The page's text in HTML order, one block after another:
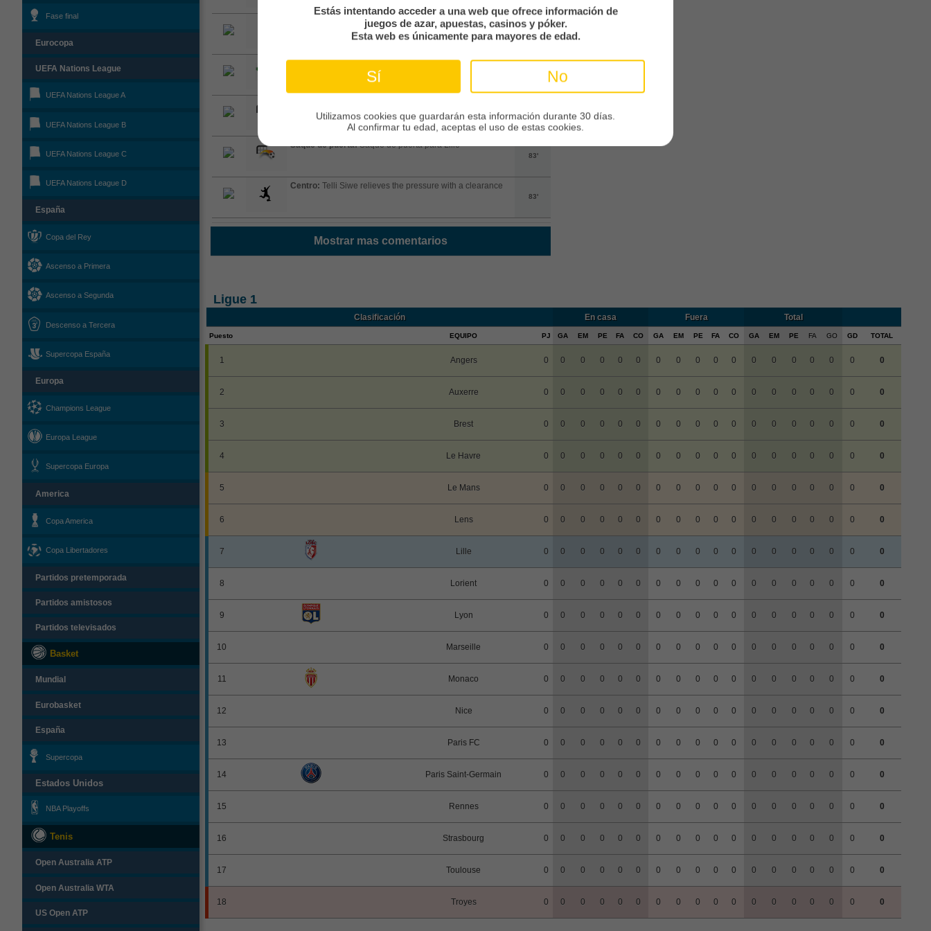
Fase final
Eurocopa
UEFA Nations League
UEFA Nations League A
UEFA Nations League B
UEFA Nations League C
UEFA Nations League D
España
Copa del Rey
Ascenso a Primera
Ascenso a Segunda
Descenso a Tercera
Supercopa España
Europa
Champions League
Europa League
Supercopa Europa
America
Copa America
Copa Libertadores
Partidos pretemporada
Partidos amistosos
Partidos televisados
Basket
Mundial
Eurobasket
España
Supercopa
Estados Unidos
NBA Playoffs
Tenis
Open Australia ATP
Open Australia WTA
US Open ATP
Lamine Sy relieves the pressure with a clearance
84'
Saque de banda:Lille saca de banda desde su campo
84'
Saque de puerta:Saque de puerta para Lille
83'
Centro: Telli Siwe relieves the pressure with a clearance
83'
Mostrar mas comentarios
Ligue 1
Clasificación En casa Fuera Total
Puesto EQUIPO PJ GA EM PE FA CO GA EM PE FA CO GA EM PE FA GO GD TOTAL
1 Angers 0 0 0 0 0 0 0 0 0 0 0 0 0 0 0 0 0 0
2 Auxerre 0 0 0 0 0 0 0 0 0 0 0 0 0 0 0 0 0 0
3 Brest 0 0 0 0 0 0 0 0 0 0 0 0 0 0 0 0 0 0
4 Le Havre 0 0 0 0 0 0 0 0 0 0 0 0 0 0 0 0 0 0
5 Le Mans 0 0 0 0 0 0 0 0 0 0 0 0 0 0 0 0 0 0
6 Lens 0 0 0 0 0 0 0 0 0 0 0 0 0 0 0 0 0 0
7 Lille 0 0 0 0 0 0 0 0 0 0 0 0 0 0 0 0 0 0
8 Lorient 0 0 0 0 0 0 0 0 0 0 0 0 0 0 0 0 0 0
9 Lyon 0 0 0 0 0 0 0 0 0 0 0 0 0 0 0 0 0 0
10 Marseille 0 0 0 0 0 0 0 0 0 0 0 0 0 0 0 0 0 0
11 Monaco 0 0 0 0 0 0 0 0 0 0 0 0 0 0 0 0 0 0
12 Nice 0 0 0 0 0 0 0 0 0 0 0 0 0 0 0 0 0 0
13 Paris FC 0 0 0 0 0 0 0 0 0 0 0 0 0 0 0 0 0 0
14 Paris Saint-Germain 0 0 0 0 0 0 0 0 0 0 0 0 0 0 0 0 0 0
15 Rennes 0 0 0 0 0 0 0 0 0 0 0 0 0 0 0 0 0 0
16 Strasbourg 0 0 0 0 0 0 0 0 0 0 0 0 0 0 0 0 0 0
17 Toulouse 0 0 0 0 0 0 0 0 0 0 0 0 0 0 0 0 0 0
18 Troyes 0 0 0 0 0 0 0 0 0 0 0 0 0 0 0 0 0 0
Estás intentando acceder a una web que ofrece información de
juegos de azar, apuestas, casinos y póker.
Esta web es únicamente para mayores de edad.
Sí No
Utilizamos cookies que guardarán esta información durante 30 días.
Al confirmar tu edad, aceptas el uso de estas cookies.